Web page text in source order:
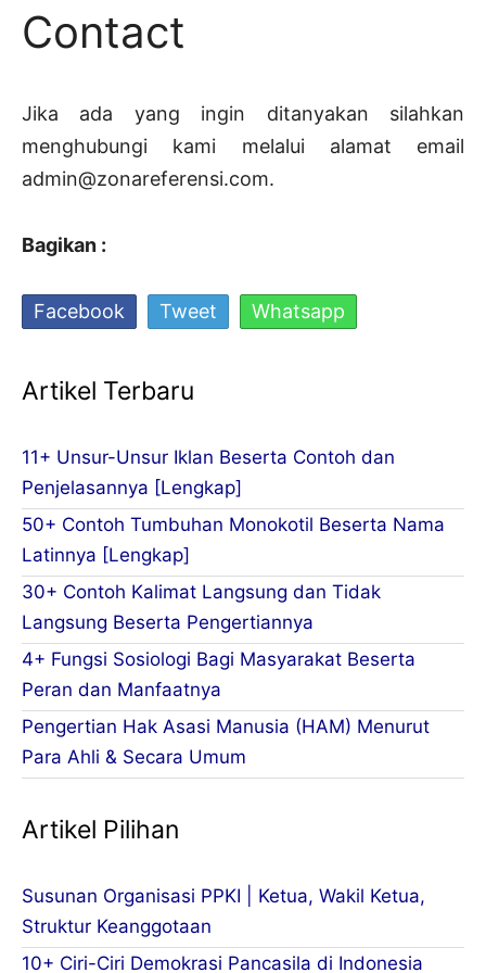
Contact
Jika ada yang ingin ditanyakan silahkan
menghubungi kami melalui alamat email
admin@zonareferensi.com.
Bagikan :
Facebook Tweet Whatsapp
Artikel Terbaru
11+ Unsur-Unsur Iklan Beserta Contoh dan
Penjelasannya [Lengkap]
50+ Contoh Tumbuhan Monokotil Beserta Nama
Latinnya [Lengkap]
30+ Contoh Kalimat Langsung dan Tidak
Langsung Beserta Pengertiannya
4+ Fungsi Sosiologi Bagi Masyarakat Beserta
Peran dan Manfaatnya
Pengertian Hak Asasi Manusia (HAM) Menurut
Para Ahli & Secara Umum
Artikel Pilihan
Susunan Organisasi PPKI | Ketua, Wakil Ketua,
Struktur Keanggotaan
10+ Ciri-Ciri Demokrasi Pancasila di Indonesia